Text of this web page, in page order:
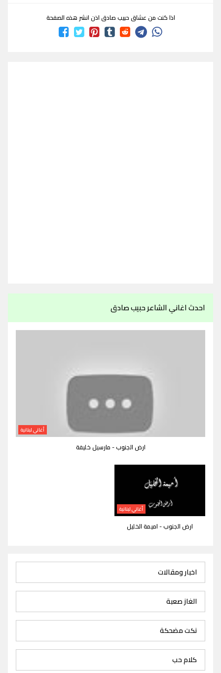
اذا كنت من عشاق حبيب صادق اذن انشر هذه الصفحة
احدث اغاني الشاعر حبيب صادق
أغاني لبنانية
ارض الجنوب - مارسيل خليفة
أغاني لبنانية
ارض الجنوب - اميمة الخليل
اخبار ومقالات
الغاز صعبة
نكت مضحكة
كلام حب